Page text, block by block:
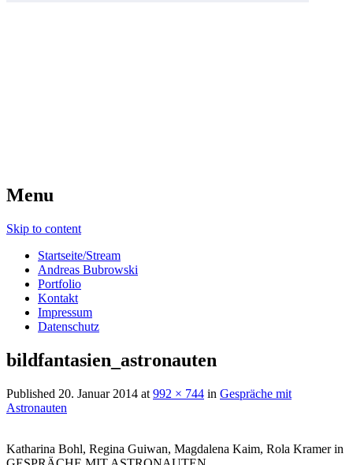
Menu
Skip to content
Startseite/Stream
Andreas Bubrowski
Portfolio
Kontakt
Impressum
Datenschutz
bildfantasien_astronauten
Published 20. Januar 2014 at 992 × 744 in Gespräche mit
Astronauten
Katharina Bohl, Regina Guiwan, Magdalena Kaim, Rola Kramer in